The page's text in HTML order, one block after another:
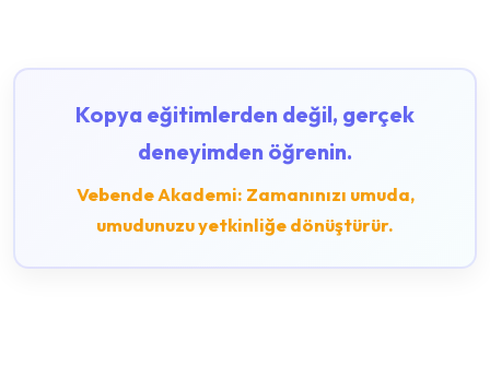
Kopya eğitimlerden değil, gerçek
deneyimden öğrenin.
Vebende Akademi: Zamanınızı umuda,
umudunuzu yetkinliğe dönüştürür.